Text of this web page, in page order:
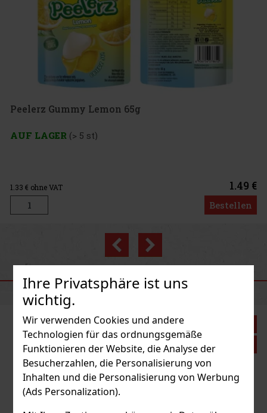
Ihre Privatsphäre ist uns
wichtig.
Wir verwenden Cookies und andere
Technologien für das ordnungsgemäße
Funktionieren der Website, die Analyse der
Besucherzahlen, die Personalisierung von
Inhalten und die Personalisierung von Werbung
(Ads Personalization).
Neu
65g
Previous
EMPFOHLENE PRODUKTE
Rabatt: 43%
Aktion